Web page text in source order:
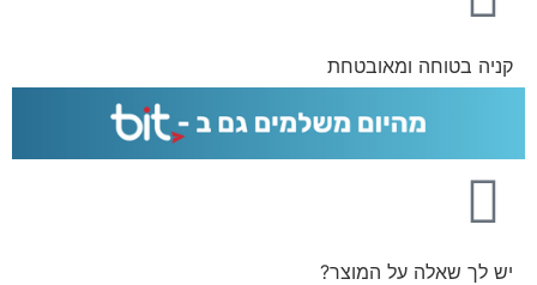
קניה בטוחה ומאובטחת
יש לך שאלה על המוצר?